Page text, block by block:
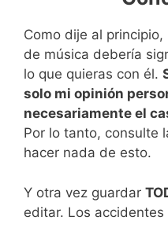
Como dije al
de música debería
lo que quieras con él.
solo mi opinión
necesariamente el
Por lo tanto, consulte
hacer nada de esto.
Y otra vez guardar
editar. Los